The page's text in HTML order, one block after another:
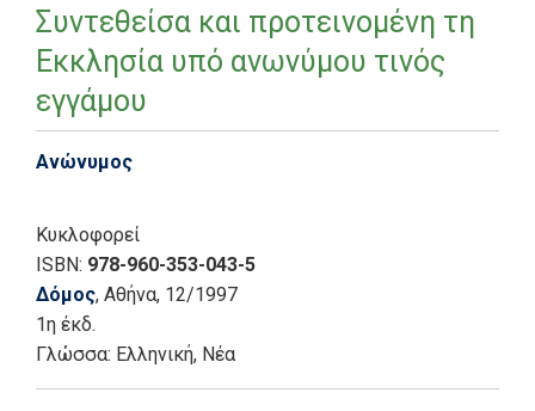
Συντεθείσα και προτεινομένη τη
Εκκλησία υπό ανωνύμου τινός
εγγάμου
Ανώνυμος
Κυκλοφορεί
ISBN: 978-960-353-043-5
Δόμος, Αθήνα, 12/1997
1η έκδ.
Γλώσσα: Ελληνική, Νέα